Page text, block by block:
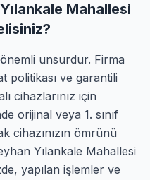
Mahallesi
unsurdur. Firma
politikası ve garantili
cihazlarınız için
orijinal veya 1. sınıf
cihazınızın ömrünü
Yılankale Mahallesi
yapılan işlemler ve